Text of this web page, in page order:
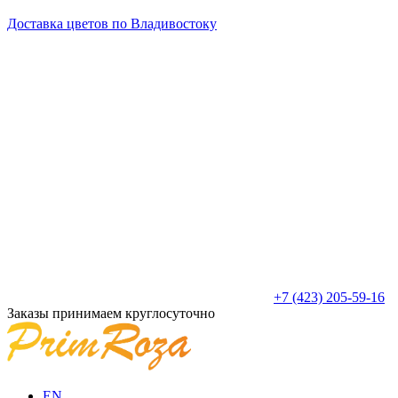
Доставка цветов по Владивостоку
+7 (423) 205-59-16
Заказы принимаем круглосуточно